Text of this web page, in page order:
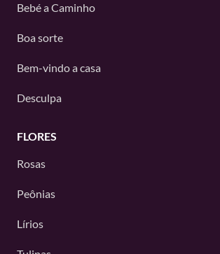
Bebé a Caminho
Boa sorte
Bem-vindo a casa
Desculpa
FLORES
Rosas
Peônias
Lírios